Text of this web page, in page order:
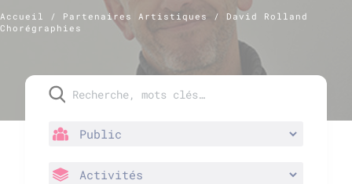
Accueil / Partenaires Artistiques / David Rolland
Chorégraphies